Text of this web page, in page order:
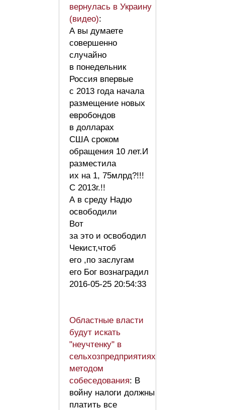
вернулась в Украину
(видео):
А вы думаете
совершенно
случайно
в понедельник
Россия впервые
с 2013 года начала
размещение новых
евробондов
в долларах
США сроком
обращения 10 лет.И
разместила
их на 1, 75млрд?!!!
С 2013г.!!
А в среду Надю
освободили
Вот
за это и освободил
Чекист,чтоб
его ,по заслугам
его Бог вознаградил
2016-05-25 20:54:33
Областные власти
будут искать
"неучтенку" в
сельхозпредприятиях
методом
собеседования: В
войну налоги должны
платить все